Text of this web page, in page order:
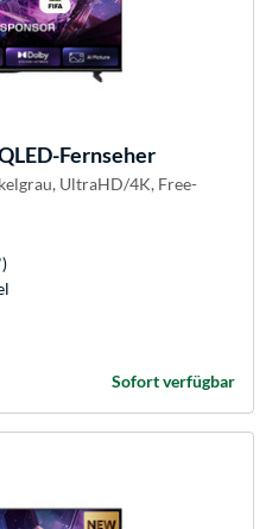
Fernseher
UltraHD/4K, Free-
Sofort verfügbar